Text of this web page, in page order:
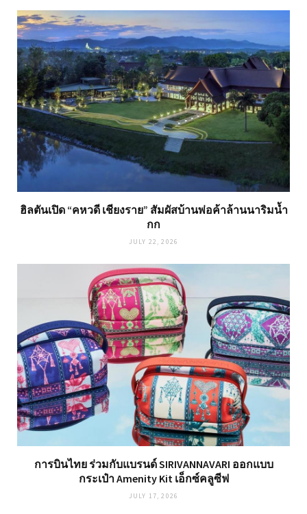
ฮิลตันเปิด “คหวดี เชียงราย” สัมผัสบ้านพ่อค้าล้านนาริมน้ำ
กก
JULY 22, 2026
การบินไทย ร่วมกับแบรนด์ SIRIVANNAVARI ออกแบบ
กระเป๋า Amenity Kit เอ็กซ์คลูซีฟ
JULY 17, 2026